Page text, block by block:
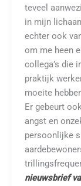
teveel
in mijn
echter ook
om me heen
collega’s die
praktijk
moeite
Er gebeurt
angst en
persoonlijke
nieuwsbrief